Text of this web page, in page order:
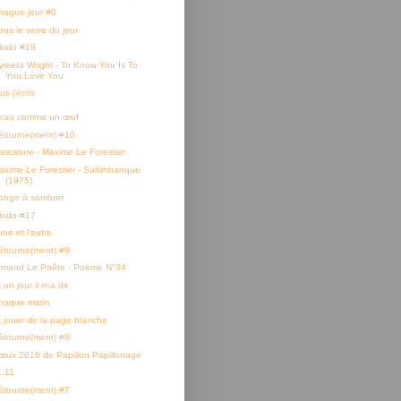
jour #0
le verre du jour
#18
Wright - To Know You Is To
You Love You
j'écris
comme un œuf
#10
- Maxime Le Forestier
Le Forestier - Saltimbanque
(1975)
à sombrer
#17
et l'autre
#9
Le Poête - Poème N°34
un jour il m'a dit
matin
jouer de la page blanche
#8
2016 de Papillon Papillonage
#7